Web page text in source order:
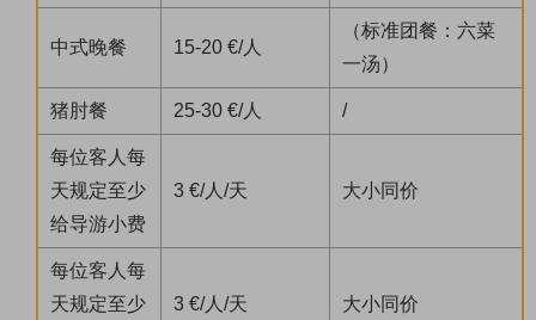
中式晚餐 15-20 €/人
（标准团餐：六菜
一汤）
猪肘餐 25-30 €/人 /
每位客人每
天规定至少
给导游小费
3 €/人/天 大小同价
每位客人每
天规定至少
3 €/人/天 大小同价